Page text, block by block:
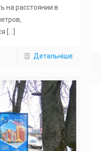
на расстоянии в
Детальніше